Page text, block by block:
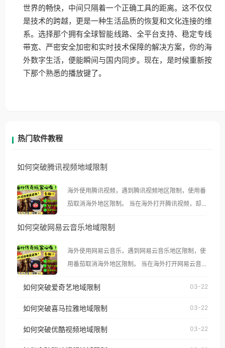
世界的畅快，中间只隔着一个正确工具的距离。这不仅仅
是技术的跨越，更是一种生活品质的恢复和文化连接的维
系。选择那个拥有全球智能线路、全平台支持、稳定专线
带宽、严密安全加密和实时技术保障的解决方案，你的海
外数字生活，便能瞬间与国内同步。现在，是时候重新按
下那个熟悉的播放键了。
热门软件教程
如何突破腾讯视频地域限制
海外使用腾讯视频，遇到腾讯视频地区限制，使用番
茄取消海外地区限制。 当在海外打开腾讯视频，却突
示语。 海外用户如香港、澳门、台湾、美国、加拿
像其他音乐平台一样，出现地区及版权限制问题，且
仅能在中国大陆地区播放。 遇到这个问题的朋友们，
台湾、美国、加拿大、澳大利亚、欧洲等国家和地区
权限制所困扰。
如何突破网易云音乐地域限制
海外使用网易云音乐，遇到网易云音乐地区限制，使
用番茄取消海外地区限制。 当在海外打开网易云音
播放”的提示语。 海外用户如香港、澳门、台湾、美
制问题，且仅能在中国大陆地区播放。 遇到这个问题
如何突破爱奇艺地域限制 03-22
如何突破喜马拉雅地域限制 03-22
如何突破优酷视频地域限制 03-22